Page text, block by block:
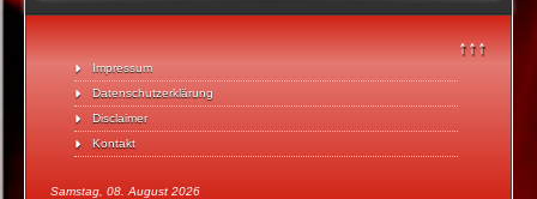
↑↑↑
Impressum
Datenschutzerklärung
Disclaimer
Kontakt
Samstag, 08. August 2026